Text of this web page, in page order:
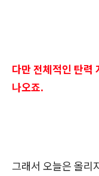
다만 전체적인 탄력
나오죠.
그래서 오늘은 올리